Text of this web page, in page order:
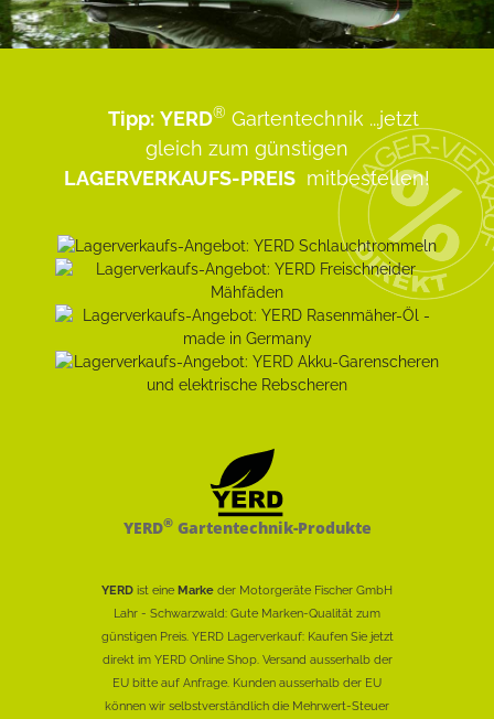
Tipp: YERD® Gartentechnik ...jetzt
gleich zum günstigen
LAGERVERKAUFS-PREIS mitbestellen!
YERD®Gartentechnik-Produkte
YERD ist eine Marke der Motorgeräte Fischer GmbH
Lahr - Schwarzwald: Gute Marken-Qualität zum
günstigen Preis. YERD Lagerverkauf: Kaufen Sie jetzt
direkt im YERD Online Shop. Versand ausserhalb der
EU bitte auf Anfrage. Kunden ausserhalb der EU
können wir selbstverständlich die Mehrwert-Steuer